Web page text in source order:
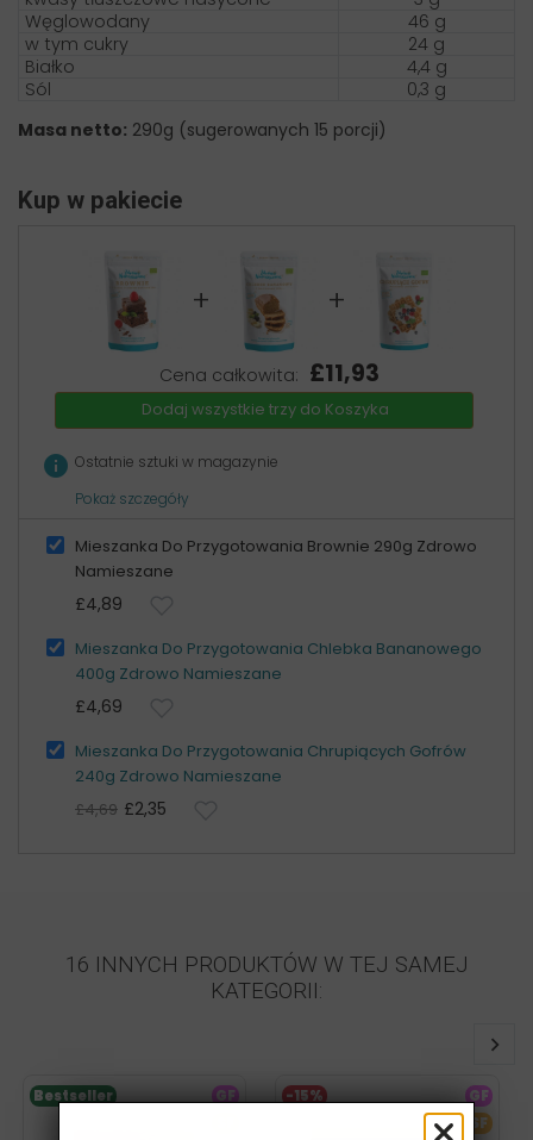
Węglowodany
46 g
w tym cukry
24 g
Białko
4,4 g
Sól
0,3 g
Masa netto: 290g (sugerowanych 15 porcji)
Kup w pakiecie
+ +
Cena całkowita: £11,93
Dodaj wszystkie trzy do Koszyka
info Ostatnie sztuki w magazynie
Pokaż szczegóły
Mieszanka Do Przygotowania Brownie 290g Zdrowo
Namieszane
£4,89
Mieszanka Do Przygotowania Chlebka Bananowego
400g Zdrowo Namieszane
£4,69
Mieszanka Do Przygotowania Chrupiących Gofrów
240g Zdrowo Namieszane
£4,69 £2,35
16 INNYCH PRODUKTÓW W TEJ SAMEJ
KATEGORII:
Bestseller
GF
-15%
GF
SF